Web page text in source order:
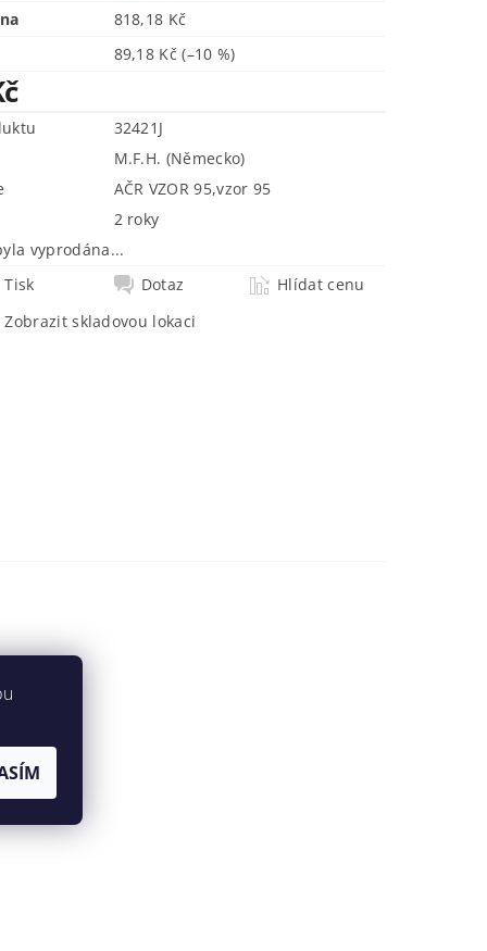
818,18 Kč
89,18 Kč(–10 %)
32421J
M.F.H. (Německo)
AČR VZOR 95,vzor 95
2 roky
vyprodána...
Tisk
Dotaz
Hlídat cenu
Zobrazit skladovou lokaci